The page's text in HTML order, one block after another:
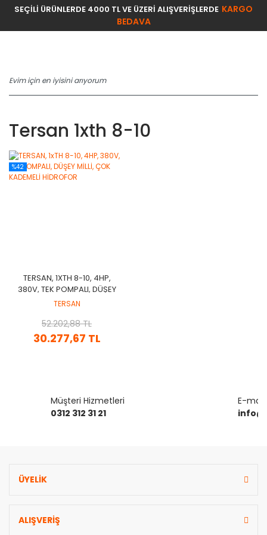
SEÇİLİ ÜRÜNLERDE 4000 TL VE ÜZERİ ALIŞVERİŞLERDE KARGO
BEDAVA
Tersan 1xth 8-10
%42
TERSAN, 1XTH 8-10, 4HP,
380V, TEK POMPALI, DÜŞEY
MİLLİ, ÇOK KADEMELİ
TERSAN
30.277,67 TL
52.202,88 TL
Müşteri Hizmetleri
0312 312 31 21
E-mail
ÜYELİK
ALIŞVERİŞ